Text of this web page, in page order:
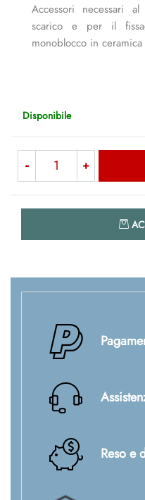
Accessori necessari
scarico e per il
monoblocco in ceramica
Disponibile
Reso e